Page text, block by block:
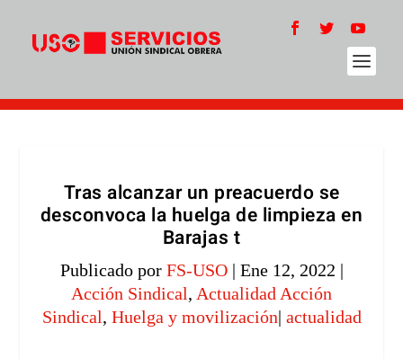
Tras alcanzar un preacuerdo se
desconvoca la huelga de limpieza en
Barajas t
Publicado por FS-USO| Ene 12, 2022 |
Acción Sindical, Actualidad Acción
Sindical, Huelga y movilización| actualidad